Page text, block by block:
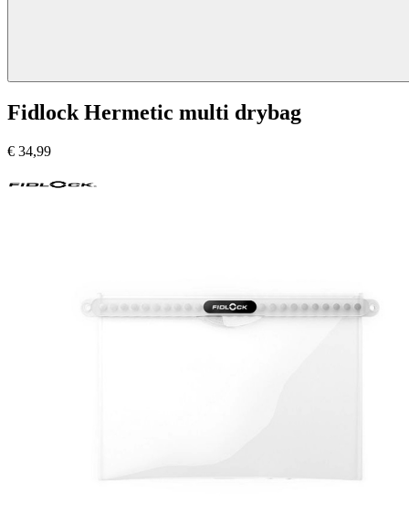
Fidlock Hermetic multi drybag
€ 34,99